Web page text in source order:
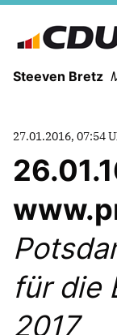
Steeven Bretz
27.01.2016, 07:54
für die
2017